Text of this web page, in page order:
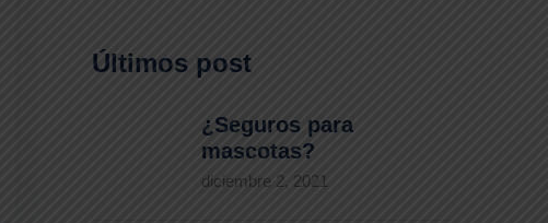
Últimos post
¿Seguros para
mascotas?
diciembre 2, 2021